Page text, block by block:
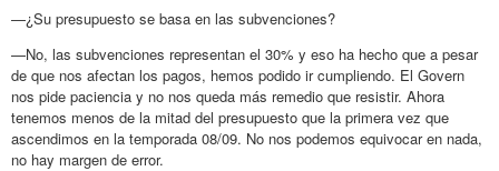
—¿Su presupuesto se basa en las subvenciones?
—No, las subvenciones representan el 30% y eso ha hecho que a pesar
de que nos afectan los pagos, hemos podido ir cumpliendo. El Govern
nos pide paciencia y no nos queda más remedio que resistir. Ahora
tenemos menos de la mitad del presupuesto que la primera vez que
ascendimos en la temporada 08/09. No nos podemos equivocar en nada,
no hay margen de error.